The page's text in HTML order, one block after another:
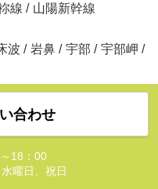
線 / 山陽新幹線
波 / 岩鼻 / 宇部 / 宇部岬 /
合わせ
18：00
曜日、祝日